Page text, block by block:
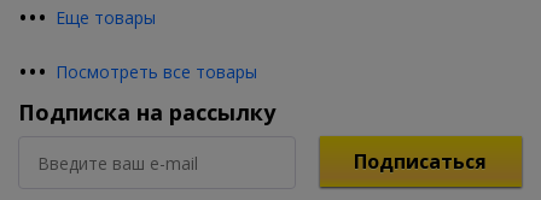
••• Еще товары
••• Посмотреть все товары
Подписка на рассылку
Подписаться